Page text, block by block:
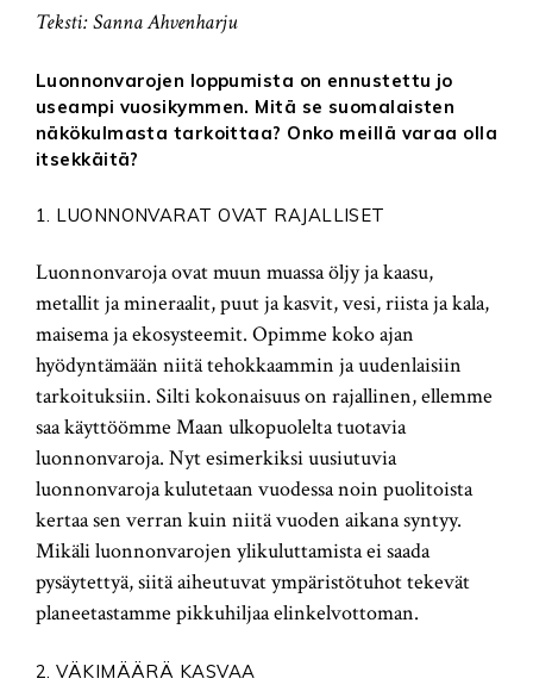
Teksti: Sanna Ahvenharju
Luonnonvarojen loppumista on ennustettu jo
useampi vuosikymmen. Mitä se suomalaisten
näkökulmasta tarkoittaa? Onko meillä varaa olla
itsekkäitä?
1. LUONNONVARAT OVAT RAJALLISET
Luonnonvaroja ovat muun muassa öljy ja kaasu,
metallit ja mineraalit, puut ja kasvit, vesi, riista ja kala,
maisema ja ekosysteemit. Opimme koko ajan
hyödyntämään niitä tehokkaammin ja uudenlaisiin
tarkoituksiin. Silti kokonaisuus on rajallinen, ellemme
saa käyttöömme Maan ulkopuolelta tuotavia
luonnonvaroja. Nyt esimerkiksi uusiutuvia
luonnonvaroja kulutetaan vuodessa noin puolitoista
kertaa sen verran kuin niitä vuoden aikana syntyy.
Mikäli luonnonvarojen ylikuluttamista ei saada
pysäytettyä, siitä aiheutuvat ympäristötuhot tekevät
planeetastamme pikkuhiljaa elinkelvottoman.
2. VÄKIMÄÄRÄ KASVAA